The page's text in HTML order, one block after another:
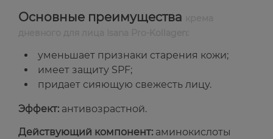
Основные преимущества
уменьшает признаки старения кожи;
имеет защиту SPF;
придает сияющую свежесть лицу.
Эффект: антивозрастной.
Действующий компонент: аминокислоты